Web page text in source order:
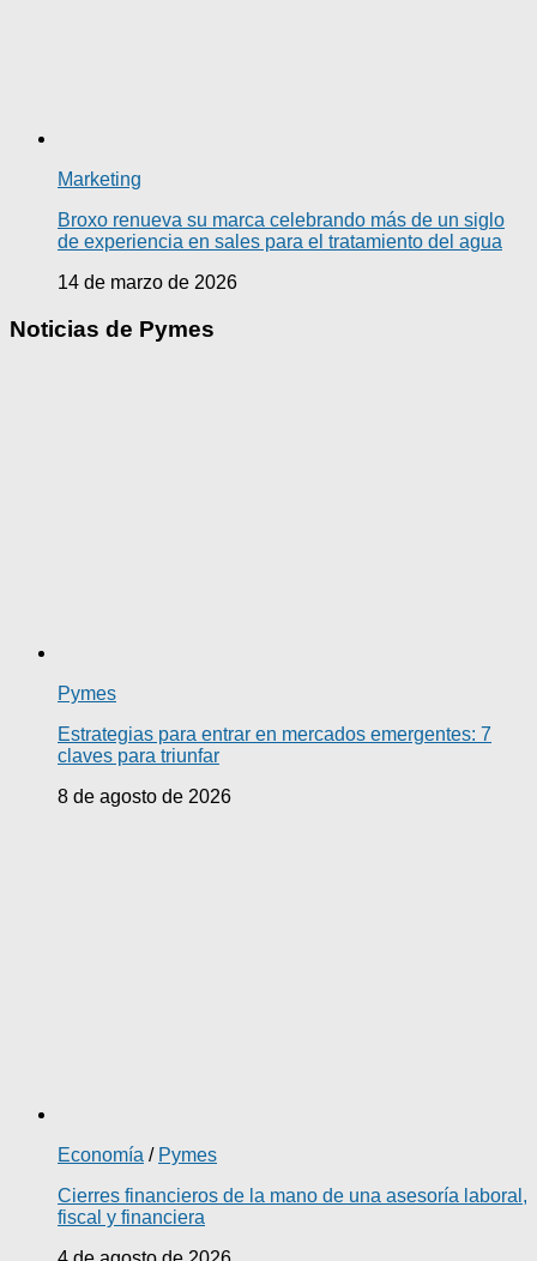
Marketing
Broxo renueva su marca celebrando más de un siglo
de experiencia en sales para el tratamiento del agua
14 de marzo de 2026
Noticias de Pymes
Pymes
Estrategias para entrar en mercados emergentes: 7
claves para triunfar
8 de agosto de 2026
Economía / Pymes
Cierres financieros de la mano de una asesoría laboral,
fiscal y financiera